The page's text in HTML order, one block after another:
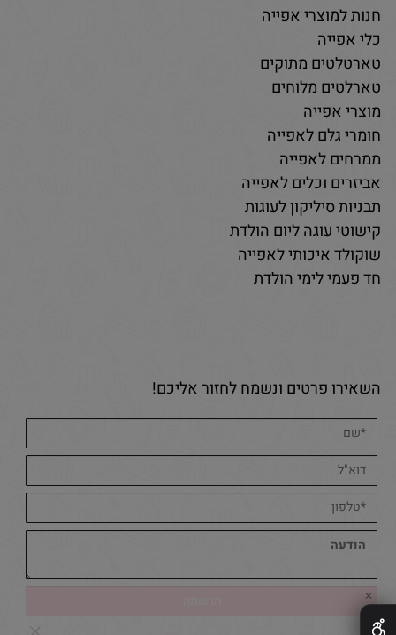
חנות למוצרי אפייה
כלי אפייה
טארטלטים מתוקים
טארלטים מלוחים
מוצרי אפייה
חומרי גלם לאפייה
ממרחים לאפייה
אביזרים וכלים לאפייה
תבניות סיליקון לעוגות
קישוטי עוגה ליום הולדת
שוקולד איכותי לאפייה
חד פעמי לימי הולדת
השאירו פרטים ונשמח לחזור אליכם!
✕